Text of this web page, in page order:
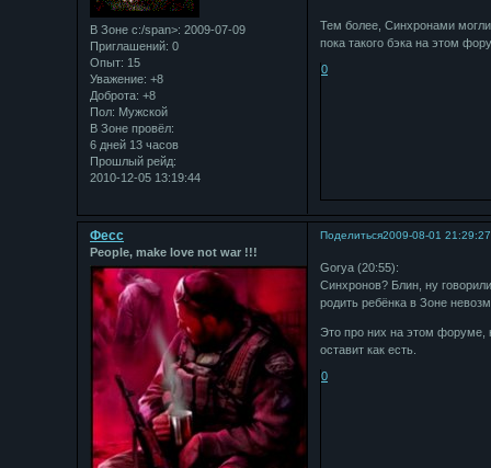
В Зоне с:/span>: 2009-07-09
Приглашений: 0
Опыт: 15
Уважение: +8
Доброта: +8
Пол: Мужской
В Зоне провёл:
6 дней 13 часов
Прошлый рейд:
2010-12-05 13:19:44
Тем более, Синхронами
пока такого бэка на этом
0
Поделиться2009-08-01 21:29:27
Фесс
People, make love not war !!!
Gorya ‎(20:55):
Синхронов? Блин, ну
родить ребёнка в Зоне
Это про них на этом форуме,
оставит как есть.
0